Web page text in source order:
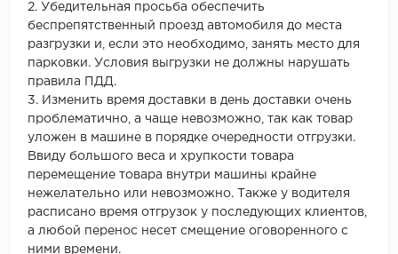
2. Убедительная просьба обеспечить
беспрепятственный проезд автомобиля до места
разгрузки и, если это необходимо, занять место для
парковки. Условия выгрузки не должны нарушать
правила ПДД.
3. Изменить время доставки в день доставки очень
проблематично, а чаще невозможно, так как товар
уложен в машине в порядке очередности отгрузки.
Ввиду большого веса и хрупкости товара
перемещение товара внутри машины крайне
нежелательно или невозможно. Также у водителя
расписано время отгрузок у последующих клиентов,
а любой перенос несет смещение оговоренного с
ними времени.